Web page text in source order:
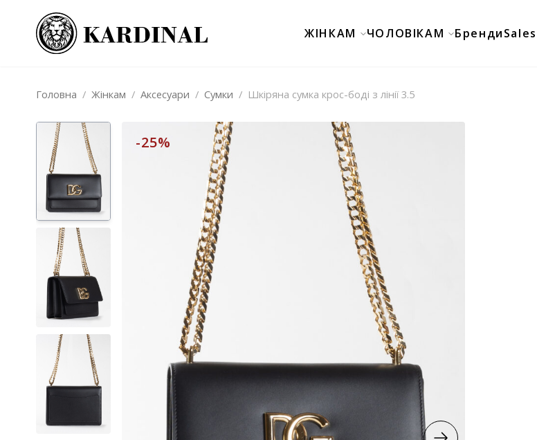
ЖІНКАМ ЧОЛОВІКАМ БрендиSales
Головна / Жінкам / Аксесуари / Сумки / Шкіряна сумка крос-боді з лінії 3.5
-25%